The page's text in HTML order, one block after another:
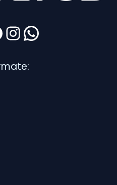
Instagram
WhatsApp